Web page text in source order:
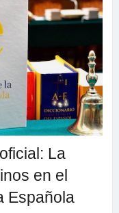
La
en el
Española